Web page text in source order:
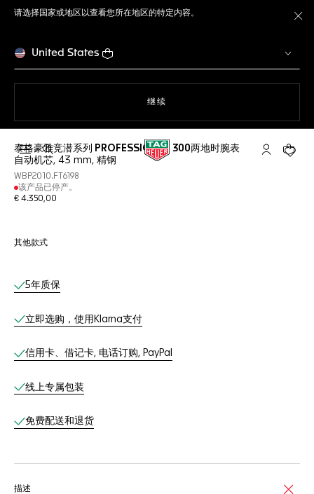
请选择国家或地区以查看您所在地区的特定内容。
United States
继续
打开搜索 My TAG您的
泰格豪雅竞潜系列 PROFESSIONAL 300两地时腕表
自动机芯, 43 mm, 精钢
WBP2010.FT6198
该产品已停产。
€ 4.350,00
其他款式
线上服务
5年质保
立即选购，使用Klarna支付
信用卡、借记卡, 电话订购, PayPal
线上专属包装
免费配送和退货
描述